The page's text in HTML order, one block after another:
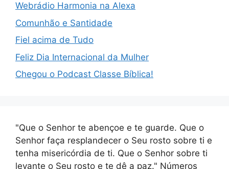
Webrádio Harmonia na Alexa
Comunhão e Santidade
Fiel acima de Tudo
Feliz Dia Internacional da Mulher
Chegou o Podcast Classe Bíblica!
"Que o Senhor te abençoe e te guarde. Que o
Senhor faça resplandecer o Seu rosto sobre ti e
tenha misericórdia de ti. Que o Senhor sobre ti
levante o Seu rosto e te dê a paz." Números